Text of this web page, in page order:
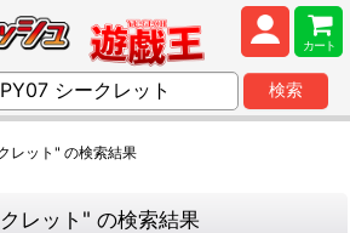
カート
検索
レット" の検索結果
レット" の検索結果